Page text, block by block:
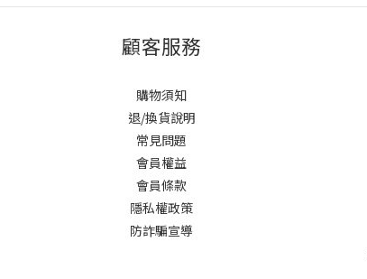
顧客服務
購物須知
退/換貨說明
常見問題
會員權益
會員條款
隱私權政策
防詐騙宣導